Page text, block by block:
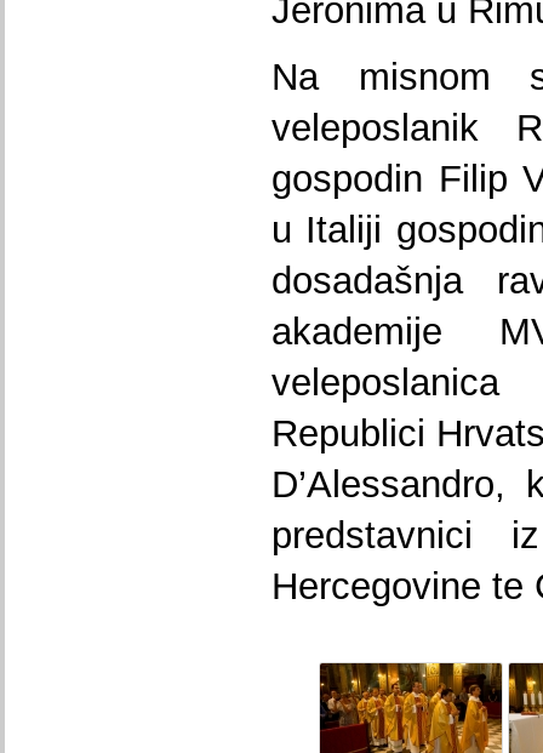
Jeronima u
Na misnom
veleposlanik
gospodin Filip
u Italiji
dosadašnja
akademije
Republici
predstavnici
Hercegovine te